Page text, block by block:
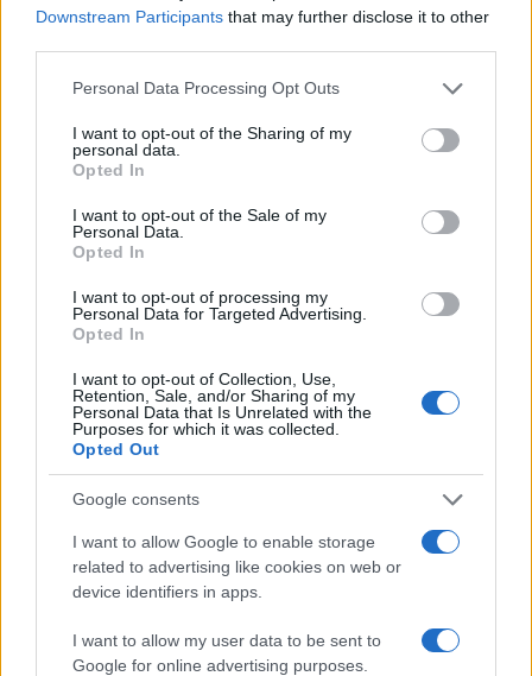
Downstream Participants that may further disclose it to other
Please note that this website/app uses one or more Google
not limited to your visit or usage behaviour. You may click to
grant or deny consent to Google and its third-party tags to
use your data for below specified purposes in below Google
consent section.
Personal Data Processing Opt Outs
I want to opt-out of the Sharing of my
personal data.
Opted In
I want to opt-out of the Sale of my
Personal Data.
Opted In
I want to opt-out of processing my
Personal Data for Targeted Advertising.
Opted In
I want to opt-out of Collection, Use,
Retention, Sale, and/or Sharing of my
Personal Data that Is Unrelated with the
Purposes for which it was collected.
Opted Out
Google consents
I want to allow Google to enable storage
related to advertising like cookies on web or
device identifiers in apps.
I want to allow my user data to be sent to
Google for online advertising purposes.
Kategorije: Šport
Več iz kraja Radlje ob Dravi
Freestyle navdušuje s poletno
prilagojenimi cenami koles
Pol stoletja glasbe na tromeji:
Graška Gora obeležuje 50.
zabavne glasbe
v ulično svetilko in se hudo
poškodoval
predstavlja poletno uspešnico
»Srnica«